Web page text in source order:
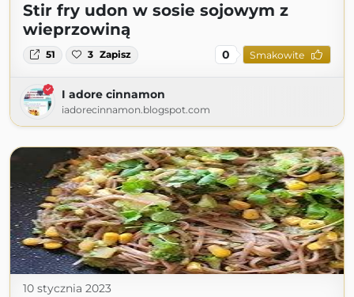
Stir fry udon w sosie sojowym z
wieprzowiną
51 3 Zapisz 0 Smakowite
I adore cinnamon
iadorecinnamon.blogspot.com
10 stycznia 2023